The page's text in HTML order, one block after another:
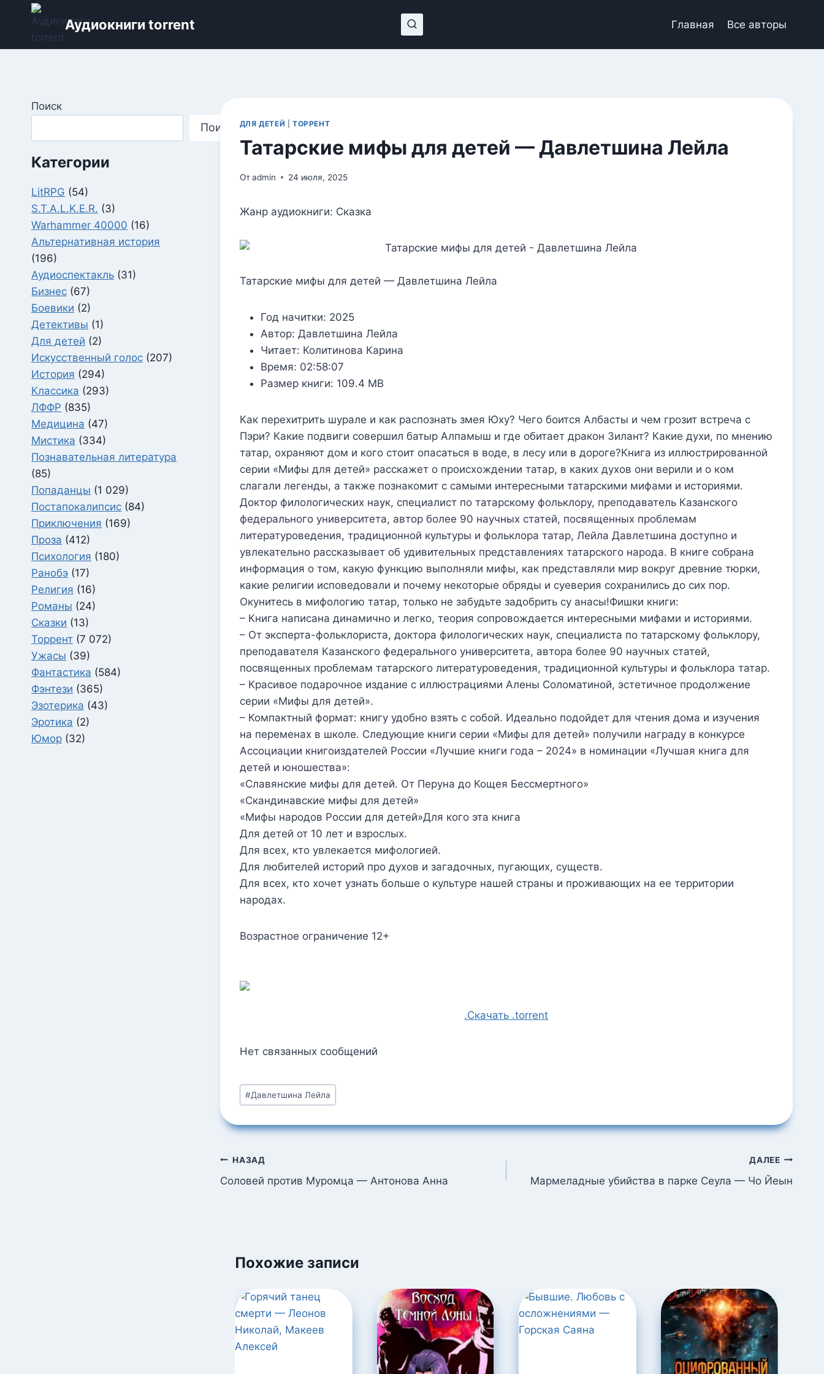
Перейти
содержимому
Аудиокниги torrent Главная Все авторы
ДЛЯ ДЕТЕЙ |ТОРРЕНТ
Татарские мифы для детей — Давлетшина Лейла
Отadmin 24 июля, 2025
Жанр аудиокниги: Сказка
Татарские мифы для детей — Давлетшина Лейла
Год начитки: 2025
Автор: Давлетшина Лейла
Читает: Колитинова Карина
Время: 02:58:07
Размер книги: 109.4 MB
Как перехитрить шурале и как распознать змея Юху? Чего боится Албасты и чем грозит встреча с
Пэри? Какие подвиги совершил батыр Алпамыш и где обитает дракон Зилант? Какие духи, по мнению
татар, охраняют дом и кого стоит опасаться в воде, в лесу или в дороге?Книга из иллюстрированной
серии «Мифы для детей» расскажет о происхождении татар, в каких духов они верили и о ком
слагали легенды, а также познакомит с самыми интересными татарскими мифами и историями.
Доктор филологических наук, специалист по татарскому фольклору, преподаватель Казанского
федерального университета, автор более 90 научных статей, посвященных проблемам
литературоведения, традиционной культуры и фольклора татар, Лейла Давлетшина доступно и
увлекательно рассказывает об удивительных представлениях татарского народа. В книге собрана
информация о том, какую функцию выполняли мифы, как представляли мир вокруг древние тюрки,
какие религии исповедовали и почему некоторые обряды и суеверия сохранились до сих пор.
Окунитесь в мифологию татар, только не забудьте задобрить су анасы!Фишки книги:
– Книга написана динамично и легко, теория сопровождается интересными мифами и историями.
– От эксперта-фольклориста, доктора филологических наук, специалиста по татарскому фольклору,
преподавателя Казанского федерального университета, автора более 90 научных статей,
посвященных проблемам татарского литературоведения, традиционной культуры и фольклора татар.
– Красивое подарочное издание с иллюстрациями Алены Соломатиной, эстетичное продолжение
серии «Мифы для детей».
– Компактный формат: книгу удобно взять с собой. Идеально подойдет для чтения дома и изучения
на переменах в школе. Следующие книги серии «Мифы для детей» получили награду в конкурсе
Ассоциации книгоиздателей России «Лучшие книги года – 2024» в номинации «Лучшая книга для
детей и юношества»:
«Славянские мифы для детей. От Перуна до Кощея Бессмертного»
«Скандинавские мифы для детей»
«Мифы народов России для детей»Для кого эта книга
Для детей от 10 лет и взрослых.
Для всех, кто увлекается мифологией.
Для любителей историй про духов и загадочных, пугающих, существ.
Для всех, кто хочет узнать больше о культуре нашей страны и проживающих на ее территории
народах.
Возрастное ограничение 12+
.Скачать .torrent
Нет связанных сообщений
Метки
записи:
#Давлетшина Лейла
Навигация
по
НАЗАД
Соловей против Муромца — Антонова Анна
ДАЛЕЕ
Мармеладные убийства в парке Сеула — Чо Йеын
Похожие записи
Поиск
Поиск
Категории
LitRPG (54)
S.T.A.L.K.E.R. (3)
Warhammer 40000 (16)
Альтернативная история
(196)
Аудиоспектакль (31)
Бизнес (67)
Боевики (2)
Детективы (1)
Для детей (2)
Искусственный голос (207)
История (294)
Классика (293)
ЛФФР (835)
Медицина (47)
Мистика (334)
Познавательная литература
(85)
Попаданцы (1 029)
Постапокалипсис (84)
Приключения (169)
Проза (412)
Психология (180)
Ранобэ (17)
Религия (16)
Романы (24)
Сказки (13)
Торрент (7 072)
Ужасы (39)
Фантастика (584)
Фэнтези (365)
Эзотерика (43)
Эротика (2)
Юмор (32)